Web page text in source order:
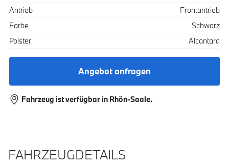
Antrieb
Frontantrieb
Farbe
Schwarz
Polster
Alcantara
Angebot anfragen
Fahrzeug ist verfügbar in Rhön-Saale.
FAHRZEUGDETAILS